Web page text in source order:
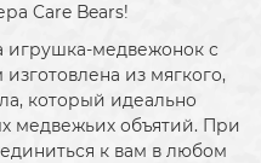
Care Bears!
медвежонок с
из мягкого,
который идеально
медвежьих объятий. При
к вам в любом